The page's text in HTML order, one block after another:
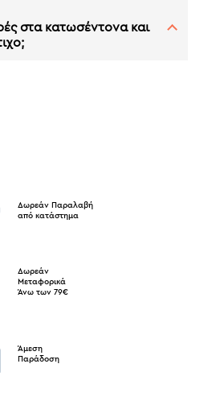
στα κατωσέντονα και
Δωρεάν Παραλαβή
από κατάστημα
Δωρεάν
Μεταφορικά
Άνω των 79€
Άμεση
Παράδοση